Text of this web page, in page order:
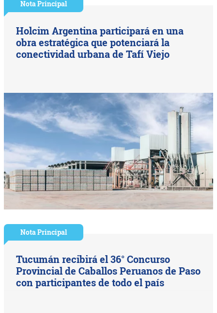
Nota Principal
Holcim Argentina participará en una
obra estratégica que potenciará la
conectividad urbana de Tafí Viejo
Nota Principal
Tucumán recibirá el 36° Concurso
Provincial de Caballos Peruanos de Paso
con participantes de todo el país